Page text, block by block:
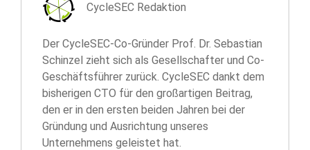
CycleSEC Redaktion
Der CycleSEC-Co-Gründer Prof. Dr. Sebastian
Schinzel zieht sich als Gesellschafter und Co-
Geschäftsführer zurück. CycleSEC dankt dem
bisherigen CTO für den großartigen Beitrag,
den er in den ersten beiden Jahren bei der
Gründung und Ausrichtung unseres
Unternehmens geleistet hat.